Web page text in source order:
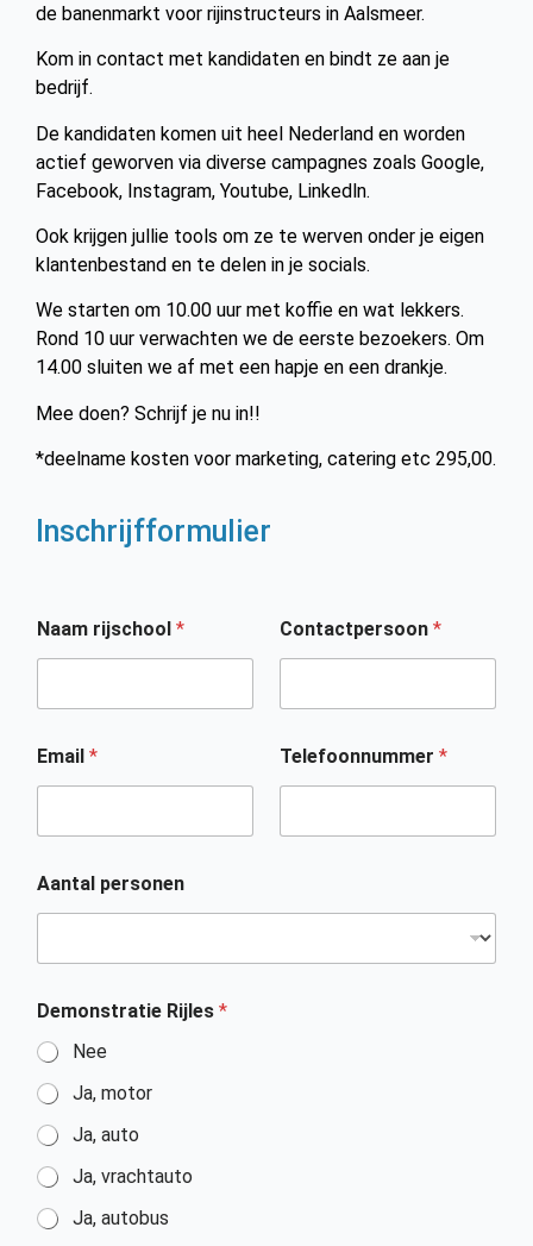
de banenmarkt voor rijinstructeurs in Aalsmeer.
Kom in contact met kandidaten en bindt ze aan je
bedrijf.
De kandidaten komen uit heel Nederland en worden
actief geworven via diverse campagnes zoals Google,
Facebook, Instagram, Youtube, Linkedln.
Ook krijgen jullie tools om ze te werven onder je eigen
klantenbestand en te delen in je socials.
We starten om 10.00 uur met koffie en wat lekkers.
Rond 10 uur verwachten we de eerste bezoekers. Om
14.00 sluiten we af met een hapje en een drankje.
Mee doen? Schrijf je nu in!!
*deelname kosten voor marketing, catering etc 295,00.
Inschrijfformulier
Naam rijschool * Contactpersoon *
Email * Telefoonnummer *
Aantal personen
Demonstratie Rijles *
Nee
Ja, motor
Ja, auto
Ja, vrachtauto
Ja, autobus